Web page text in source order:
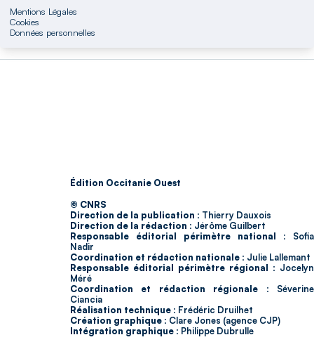
Mentions Légales
Cookies
Données personnelles
Édition Occitanie Ouest
© CNRS
Direction de la publication : Thierry Dauxois
Direction de la rédaction : Jérôme Guilbert
Responsable éditorial périmètre national : Sofia
Nadir
Coordination et rédaction nationale : Julie Lallemant
Responsable éditorial périmètre régional : Jocelyn
Méré
Coordination et rédaction régionale : Séverine
Ciancia
Réalisation technique : Frédéric Druilhet
Création graphique : Clare Jones (agence CJP)
Intégration graphique : Philippe Dubrulle